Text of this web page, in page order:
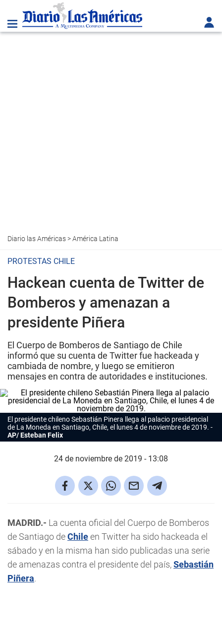
Diario las Américas>América Latina
PROTESTAS CHILE
Hackean cuenta de Twitter de
Bomberos y amenazan a
presidente Piñera
El Cuerpo de Bomberos de Santiago de Chile
informó que su cuenta de Twitter fue hackeada y
cambiada de nombre, y luego se emitieron
mensajes en contra de autoridades e instituciones.
El presidente chileno Sebastián Pinera llega al palacio presidencial
de La Moneda en Santiago, Chile, el lunes 4 de noviembre de 2019.
AP/ Esteban Felix
24 de noviembre de 2019 - 13:08
MADRID.- La cuenta oficial del Cuerpo de Bomberos
de Santiago deChileen Twitter ha sido hackeada el
sábado y en la misma han sido publicadas una serie
de amenazas contra el presidente del país,Sebastián
Piñera.